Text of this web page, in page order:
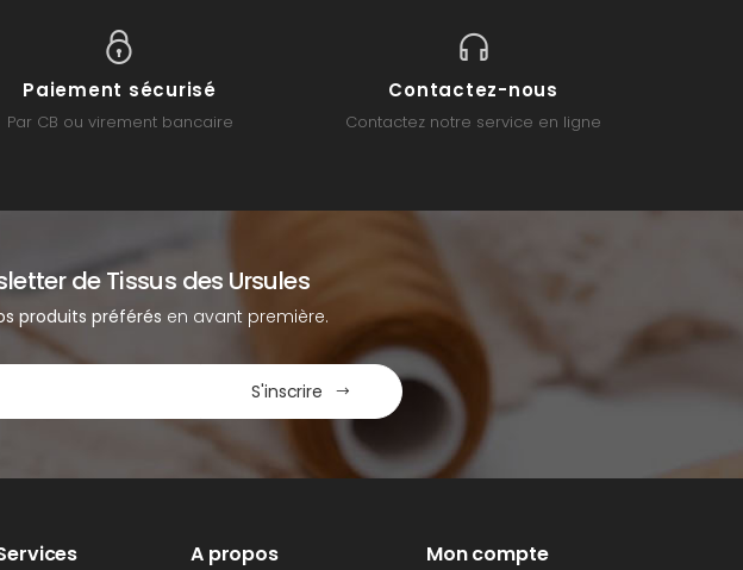
Paiement sécurisé
Par CB ou virement bancaire
Contactez-nous
Contactez notre service en ligne
de Tissus des Ursules
produits préférés en avant première.
S'inscrire
A propos Mon compte